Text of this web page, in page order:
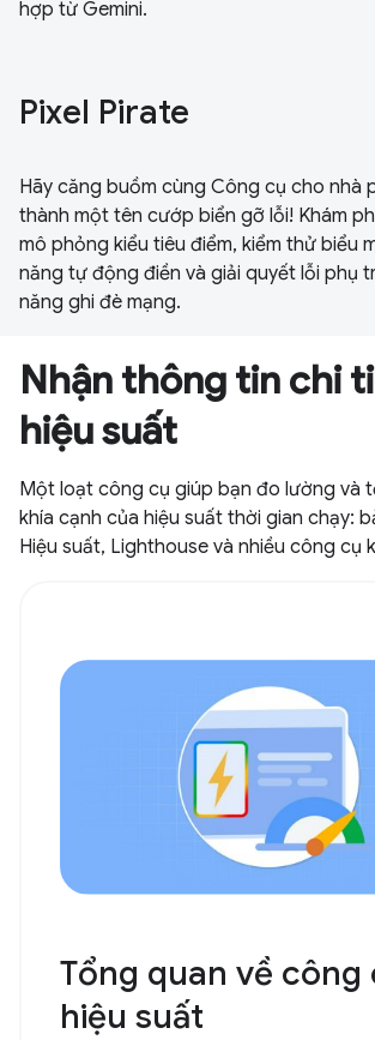
hợp từ Gemini.
Pixel Pirate
Hãy căng buồm cùng Công cụ cho nhà
thành một tên cướp biển gỡ lỗi! Khám
mô phỏng kiểu tiêu điểm, kiểm thử biểu
năng tự động điền và giải quyết lỗi phụ
năng ghi đè mạng.
Nhận thông tin chi
hiệu suất
Một loạt công cụ giúp bạn đo lường và
khía cạnh của hiệu suất thời gian chạy:
Hiệu suất, Lighthouse và nhiều công cụ
Tổng quan về công
hiệu suất